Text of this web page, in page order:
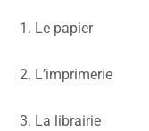
1. Le papier
2. L’imprimerie
3. La librairie